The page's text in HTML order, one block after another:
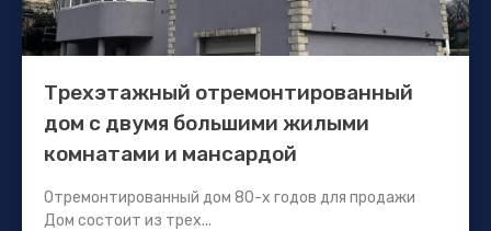
Трехэтажный отремонтированный
дом с двумя большими жилыми
комнатами и мансардой
Отремонтированный дом 80-х годов для продажи
Дом состоит из трех...